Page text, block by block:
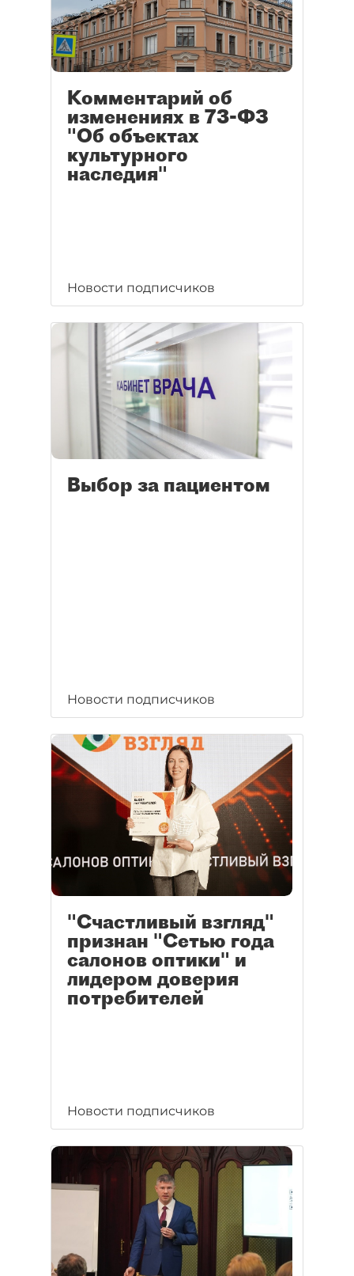
Комментарий об
изменениях в 73-ФЗ
"Об объектах
культурного
наследия"
Новости подписчиков
Выбор за пациентом
Новости подписчиков
"Счастливый взгляд"
признан "Сетью года
салонов оптики" и
лидером доверия
потребителей
Новости подписчиков